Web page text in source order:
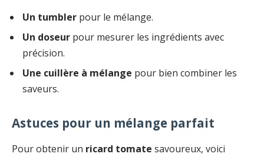
Un tumbler pour le mélange.
Un doseur pour mesurer les ingrédients avec
précision.
Une cuillère à mélange pour bien combiner les
saveurs.
Astuces pour un mélange parfait
Pour obtenir un ricard tomate savoureux, voici